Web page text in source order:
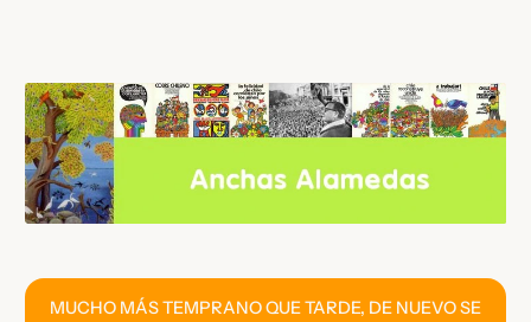
contenido
MUCHO MÁS TEMPRANO QUE TARDE, DE NUEVO SE